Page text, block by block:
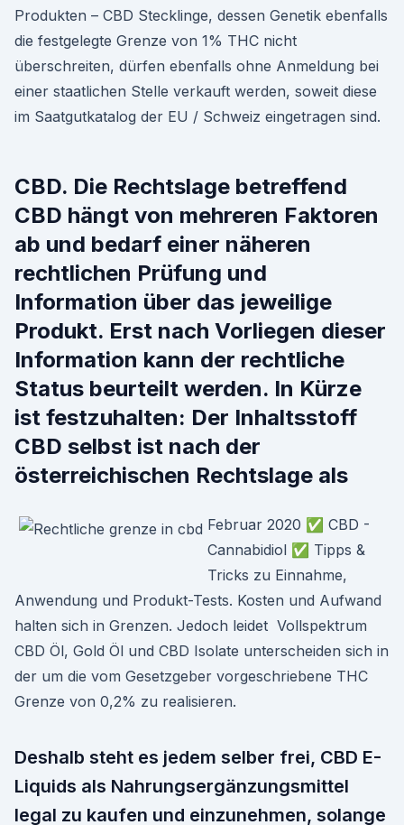
Produkten – CBD Stecklinge, dessen Genetik ebenfalls
die festgelegte Grenze von 1% THC nicht
überschreiten, dürfen ebenfalls ohne Anmeldung bei
einer staatlichen Stelle verkauft werden, soweit diese
im Saatgutkatalog der EU / Schweiz eingetragen sind.
CBD. Die Rechtslage betreffend
CBD hängt von mehreren Faktoren
ab und bedarf einer näheren
rechtlichen Prüfung und
Information über das jeweilige
Produkt. Erst nach Vorliegen dieser
Information kann der rechtliche
Status beurteilt werden. In Kürze
ist festzuhalten: Der Inhaltsstoff
CBD selbst ist nach der
österreichischen Rechtslage als
Februar 2020 ✅ CBD -
Cannabidiol ✅ Tipps &
Tricks zu Einnahme,
Anwendung und Produkt-Tests. Kosten und Aufwand
halten sich in Grenzen. Jedoch leidet Vollspektrum
CBD Öl, Gold Öl und CBD Isolate unterscheiden sich in
der um die vom Gesetzgeber vorgeschriebene THC
Grenze von 0,2% zu realisieren.
Deshalb steht es jedem selber frei, CBD E-
Liquids als Nahrungsergänzungsmittel
legal zu kaufen und einzunehmen, solange